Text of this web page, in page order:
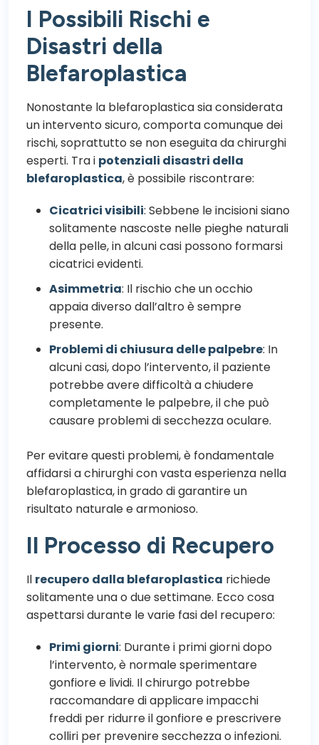
I Possibili Rischi e
Disastri della
Blefaroplastica
Nonostante la blefaroplastica sia considerata
un intervento sicuro, comporta comunque dei
rischi, soprattutto se non eseguita da chirurghi
esperti. Tra i potenziali disastri della
blefaroplastica, è possibile riscontrare:
Cicatrici visibili: Sebbene le incisioni siano
solitamente nascoste nelle pieghe naturali
della pelle, in alcuni casi possono formarsi
cicatrici evidenti.
Asimmetria: Il rischio che un occhio
appaia diverso dall’altro è sempre
presente.
Problemi di chiusura delle palpebre: In
alcuni casi, dopo l’intervento, il paziente
potrebbe avere difficoltà a chiudere
completamente le palpebre, il che può
causare problemi di secchezza oculare.
Per evitare questi problemi, è fondamentale
affidarsi a chirurghi con vasta esperienza nella
blefaroplastica, in grado di garantire un
risultato naturale e armonioso.
Il Processo di Recupero
Il recupero dalla blefaroplastica richiede
solitamente una o due settimane. Ecco cosa
aspettarsi durante le varie fasi del recupero:
Primi giorni: Durante i primi giorni dopo
l’intervento, è normale sperimentare
gonfiore e lividi. Il chirurgo potrebbe
raccomandare di applicare impacchi
freddi per ridurre il gonfiore e prescrivere
colliri per prevenire secchezza o infezioni.